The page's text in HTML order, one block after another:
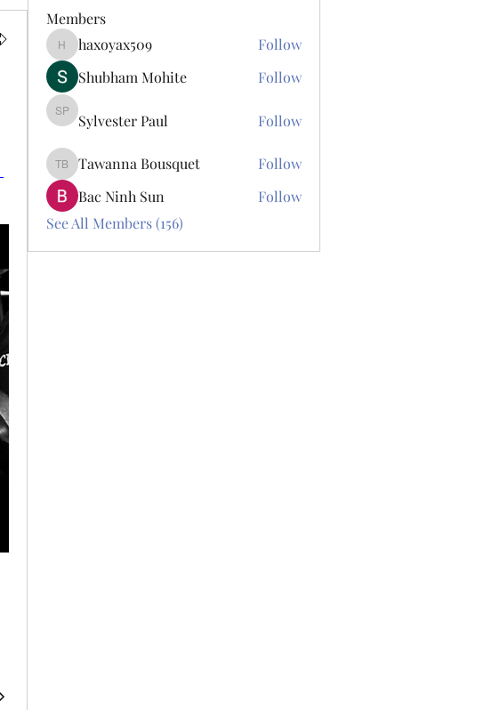
Members
haxoyax509
haxoyax509
Follow
Shubham Mohite
Follow
Sylvester Paul
Sylvester Paul Follow
Tawanna Bousquet
Tawanna Bousquet
Follow
Bac Ninh Sun
Follow
See All Members (156)